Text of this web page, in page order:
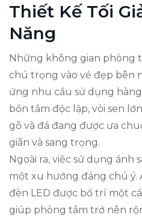
Thiết Kế Tối
Năng
Những không gian phòng
chú trọng vào vẻ đẹp bên
ứng nhu cầu sử dụng
bồn tắm độc lập, vòi sen
gỗ và đá đang được ưa
giãn và sang trọng.
Ngoài ra, việc sử dụng ánh
một xu hướng đáng chú ý.
đèn LED được bố trí một
giúp phòng tắm trở nên